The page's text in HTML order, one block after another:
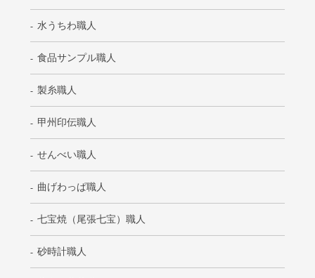
水うちわ職人
食品サンプル職人
製糸職人
甲州印伝職人
せんべい職人
曲げわっぱ職人
七宝焼（尾張七宝）職人
砂時計職人